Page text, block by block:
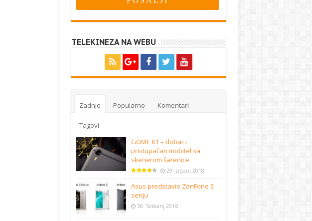
TELEKINEZA NA WEBU
Zadnje Popularno Komentari
Tagovi
GOME K1 – dobar i
pristupačan mobitel sa
skenerom šarenice
29. Lipanj 2018
Asus predstavio ZenFone 3
seriju
30. Svibanj 2016